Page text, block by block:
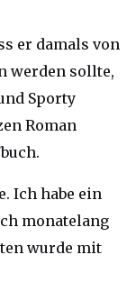
er damals von
werden sollte,
Sporty
Roman
Ich habe ein
monatelang
wurde mit